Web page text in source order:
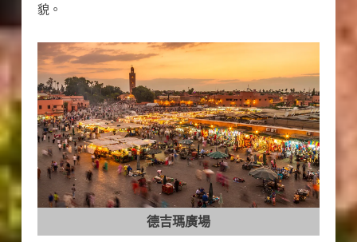
貌。
德吉瑪廣場